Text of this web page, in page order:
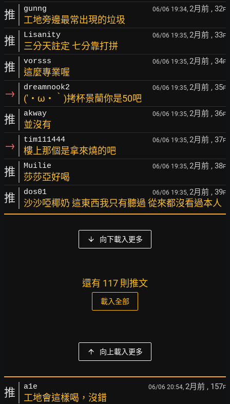
推 gunng 06/06 19:34, 2月前 , 32F
工地旁邊最常出現的垃圾
推 Lisanity 06/06 19:35, 2月前 , 33F
三分天註定 七分靠打拼
推 vorsss 06/06 19:35, 2月前 , 34F
這麼專業喔
→ dreamnook2 06/06 19:35, 2月前 , 35F
(′・ω・‵)拷杯景蘭你是50吧
推 akway 06/06 19:35, 2月前 , 36F
並沒有
→ tim111444 06/06 19:35, 2月前 , 37F
樓上那個是拿來燒的吧
推 Muilie 06/06 19:35, 2月前 , 38F
莎莎亞好喝
推 dos01 06/06 19:35, 2月前 , 39F
沙沙啞椰奶 這東西我只有聽過 從來都沒看過本人
向下載入更多
還有 117 則推文
載入全部
向上載入更多
推 a1e 06/06 20:54, 2月前 , 157F
工地會這樣喝，沒錯